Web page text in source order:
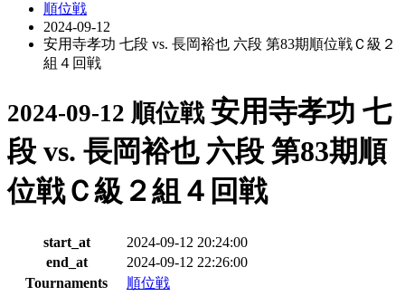
順位戦
2024-09-12
安用寺孝功 七段 vs. 長岡裕也 六段 第83期順位戦Ｃ級２
組４回戦
2024-09-12 順位戦 安用寺孝功 七
段 vs. 長岡裕也 六段 第83期順
位戦Ｃ級２組４回戦
start_at
2024-09-12 20:24:00
end_at
2024-09-12 22:26:00
Tournaments
順位戦